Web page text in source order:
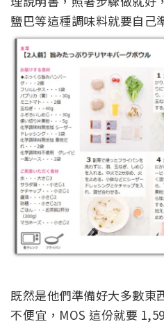
鹽巴等這種調味料就要自己
既然是他們準備好大多數東
不便宜，MOS 這份就要